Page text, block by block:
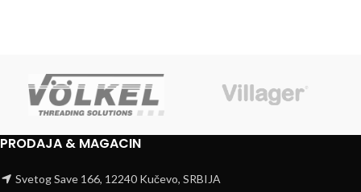
PRODAJA & MAGACIN
Svetog Save 166, 12240 Kučevo, SRBIJA